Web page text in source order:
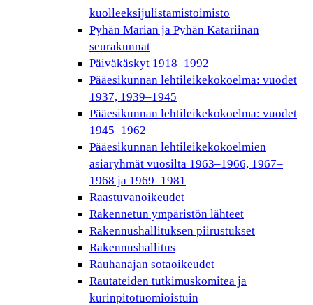
kuolleeksijulistamistoimisto
Pyhän Marian ja Pyhän Katariinan
seurakunnat
Päiväkäskyt 1918–1992
Pääesikunnan lehtileikekokoelma: vuodet
1937, 1939–1945
Pääesikunnan lehtileikekokoelma: vuodet
1945–1962
Pääesikunnan lehtileikekokoelmien
asiaryhmät vuosilta 1963–1966, 1967–
1968 ja 1969–1981
Raastuvanoikeudet
Rakennetun ympäristön lähteet
Rakennushallituksen piirustukset
Rakennushallitus
Rauhanajan sotaoikeudet
Rautateiden tutkimuskomitea ja
kurinpitotuomioistuin